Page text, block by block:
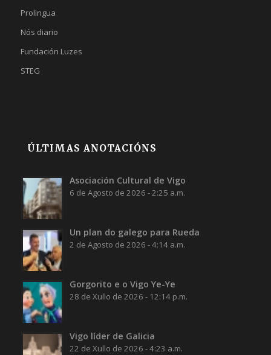
Prolingua
Nós diario
Fundación Luzes
STEG
ÚLTIMAS ANOTACIÓNS
Asociación Cultural de Vigo
6 de Agosto de 2026 - 2:25 a.m.
Un plan do galego para Rueda
2 de Agosto de 2026 - 4:14 a.m.
Gorgorito e o Vigo Ye-Ye
28 de Xullo de 2026 - 12:14 p.m.
Vigo líder de Galicia
22 de Xullo de 2026 - 4:23 a.m.